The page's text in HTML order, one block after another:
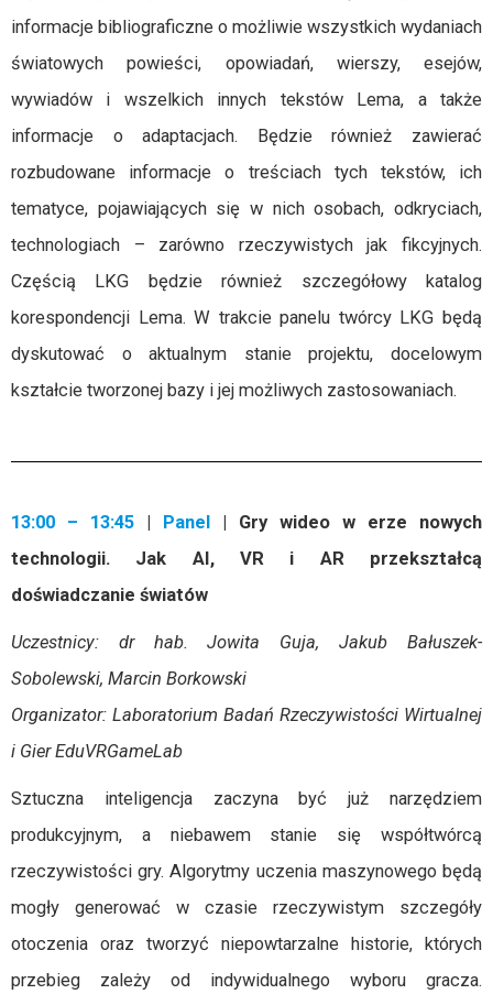
informacje bibliograficzne o możliwie wszystkich wydaniach
światowych powieści, opowiadań, wierszy, esejów,
wywiadów i wszelkich innych tekstów Lema, a także
informacje o adaptacjach. Będzie również zawierać
rozbudowane informacje o treściach tych tekstów, ich
tematyce, pojawiających się w nich osobach, odkryciach,
technologiach – zarówno rzeczywistych jak fikcyjnych.
Częścią LKG będzie również szczegółowy katalog
korespondencji Lema. W trakcie panelu twórcy LKG będą
dyskutować o aktualnym stanie projektu, docelowym
kształcie tworzonej bazy i jej możliwych zastosowaniach.
13:00 – 13:45 | Panel | Gry wideo w erze nowych
technologii. Jak AI, VR i AR przekształcą
doświadczanie światów
Uczestnicy: dr hab. Jowita Guja, Jakub Bałuszek-
Sobolewski, Marcin Borkowski
Organizator: Laboratorium Badań Rzeczywistości Wirtualnej
i Gier EduVRGameLab
Sztuczna inteligencja zaczyna być już narzędziem
produkcyjnym, a niebawem stanie się współtwórcą
rzeczywistości gry. Algorytmy uczenia maszynowego będą
mogły generować w czasie rzeczywistym szczegóły
otoczenia oraz tworzyć niepowtarzalne historie, których
przebieg zależy od indywidualnego wyboru gracza.